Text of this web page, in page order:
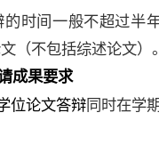
时间一般不超过半
（不包括综述论文） 。
成果要求
位论文答辩同时在学